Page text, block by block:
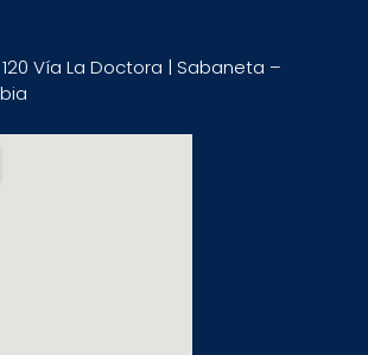
Vía La Doctora | Sabaneta –